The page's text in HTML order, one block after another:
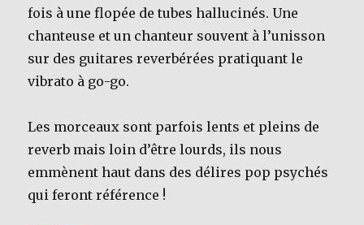
fois à une flopée de tubes hallucinés. Une
chanteuse et un chanteur souvent à l’unisson
sur des guitares reverbérées pratiquant le
vibrato à go-go.
Les morceaux sont parfois lents et pleins de
reverb mais loin d’être lourds, ils nous
emmènent haut dans des délires pop psychés
qui feront référence !